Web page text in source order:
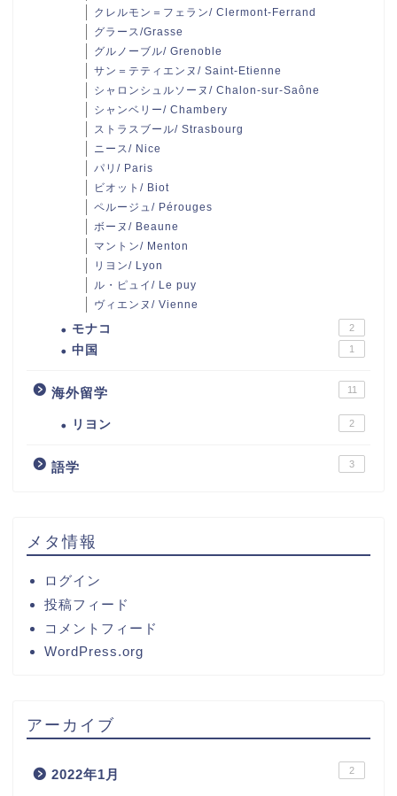
クレルモン＝フェラン/ Clermont-Ferrand
グラース/Grasse
グルノーブル/ Grenoble
サン＝テティエンヌ/ Saint-Etienne
シャロンシュルソーヌ/ Chalon-sur-Saône
シャンベリー/ Chambery
ストラスブール/ Strasbourg
ニース/ Nice
パリ/ Paris
ビオット/ Biot
ペルージュ/ Pérouges
ボーヌ/ Beaune
マントン/ Menton
リヨン/ Lyon
ル・ピュイ/ Le puy
ヴィエンヌ/ Vienne
モナコ 2
中国 1
海外留学 11
リヨン 2
語学 3
メタ情報
ログイン
投稿フィード
コメントフィード
WordPress.org
アーカイブ
2022年1月 2